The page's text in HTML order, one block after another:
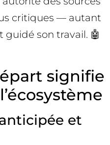
critiques — autant
son travail. 🤖
signifie
et